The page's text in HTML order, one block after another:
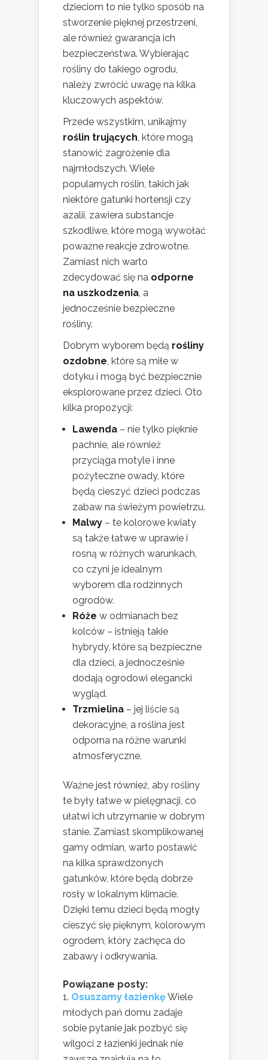
dzieciom to nie tylko sposób na
stworzenie pięknej przestrzeni,
ale również gwarancja ich
bezpieczeństwa. Wybierając
rośliny do takiego ogrodu,
należy zwrócić uwagę na kilka
kluczowych aspektów.
Przede wszystkim, unikajmy
roślin trujących, które mogą
stanowić zagrożenie dla
najmłodszych. Wiele
popularnych roślin, takich jak
niektóre gatunki hortensji czy
azalii, zawiera substancje
szkodliwe, które mogą wywołać
poważne reakcje zdrowotne.
Zamiast nich warto
zdecydować się na odporne
na uszkodzenia, a
jednocześnie bezpieczne
rośliny.
Dobrym wyborem będą rośliny
ozdobne, które są miłe w
dotyku i mogą być bezpiecznie
eksplorowane przez dzieci. Oto
kilka propozycji:
Lawenda – nie tylko pięknie
pachnie, ale również
przyciąga motyle i inne
pożyteczne owady, które
będą cieszyć dzieci podczas
zabaw na świeżym powietrzu.
Malwy – te kolorowe kwiaty
są także łatwe w uprawie i
rosną w różnych warunkach,
co czyni je idealnym
wyborem dla rodzinnych
ogrodów.
Róże w odmianach bez
kolców – istnieją takie
hybrydy, które są bezpieczne
dla dzieci, a jednocześnie
dodają ogrodowi elegancki
wygląd.
Trzmielina – jej liście są
dekoracyjne, a roślina jest
odporna na różne warunki
atmosferyczne.
Ważne jest również, aby rośliny
te były łatwe w pielęgnacji, co
ułatwi ich utrzymanie w dobrym
stanie. Zamiast skomplikowanej
gamy odmian, warto postawić
na kilka sprawdzonych
gatunków, które będą dobrze
rosły w lokalnym klimacie.
Dzięki temu dzieci będą mogły
cieszyć się pięknym, kolorowym
ogrodem, który zachęca do
zabawy i odkrywania.
Powiązane posty:
Osuszamy łazienkęWiele
młodych pań domu zadaje
sobie pytanie jak pozbyć się
wilgoci z łazienki jednak nie